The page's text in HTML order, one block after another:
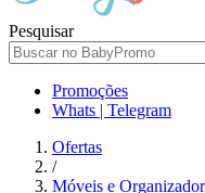
Pesquisar
Promoções
Whats | Telegram
Ofertas
/
Móveis e